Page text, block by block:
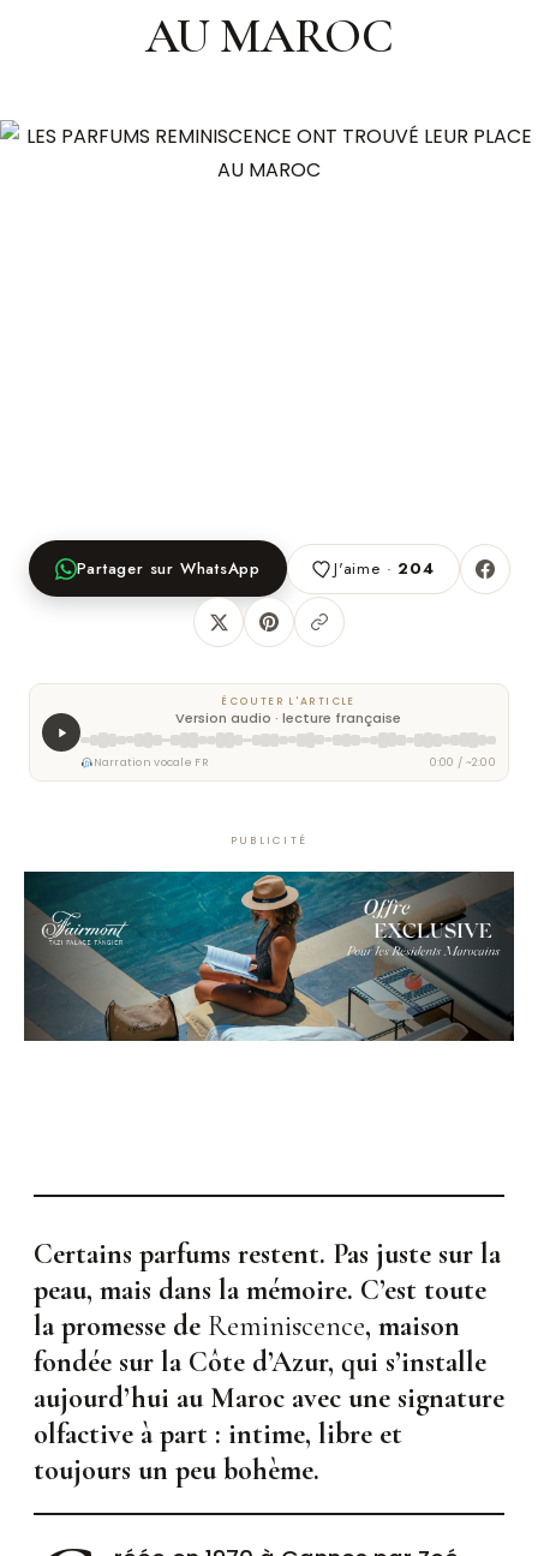
AU MAROC
Partager sur WhatsApp J'aime · 204
ÉCOUTER L'ARTICLE
Version audio · lecture française
Narration vocale FR 0:00 / ~2:00
PUBLICITÉ
Certains parfums restent. Pas juste sur la
peau, mais dans la mémoire. C’est toute
la promesse de Reminiscence, maison
fondée sur la Côte d’Azur, qui s’installe
aujourd’hui au Maroc avec une signature
olfactive à part : intime, libre et
toujours un peu bohème.